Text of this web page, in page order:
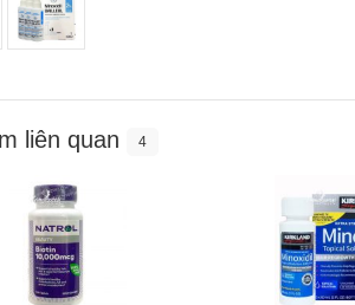
liên quan 4